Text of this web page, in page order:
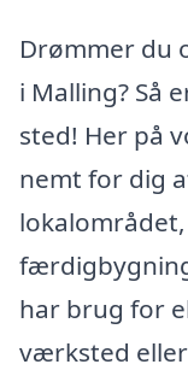
Drømmer du
i Malling? Så
sted! Her på
nemt for dig
har brug for
værksted